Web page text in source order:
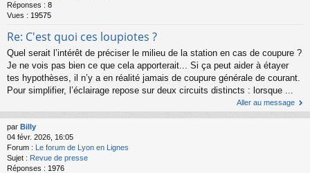
Réponses : 8
Vues : 19575
Re: C'est quoi ces loupiotes ?
Quel serait l’intérêt de préciser le milieu de la station en cas de coupure ?
Je ne vois pas bien ce que cela apporterait... Si ça peut aider à étayer
tes hypothèses, il n’y a en réalité jamais de coupure générale de courant.
Pour simplifier, l’éclairage repose sur deux circuits distincts : lorsque ...
Aller au message
par Billy
04 févr. 2026, 16:05
Forum : Le forum de Lyon en Lignes
Sujet : Revue de presse
Réponses : 1976